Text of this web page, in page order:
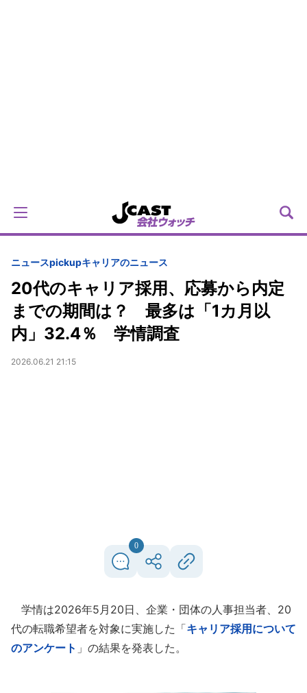
ニュースpickupキャリアのニュース
20代のキャリア採用、応募から内定
までの期間は？ 最多は「1カ月以
内」32.4％ 学情調査
2026.06.21 21:15
0
学情は2026年5月20日、企業・団体の人事担当者、20
代の転職希望者を対象に実施した「キャリア採用について
のアンケート 」の結果を発表した。